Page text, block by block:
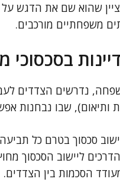
לציין שהוא שם את הדגש
משפחתיים מורכבים.
נדרשים הצדדים
שבו נבחנות
סכסוך בטרם כל
ליישוב הסכסוך
הסכמות בין הצדדים.